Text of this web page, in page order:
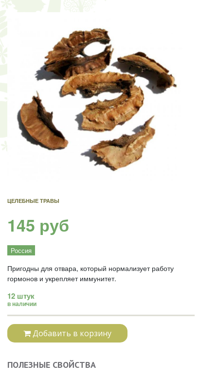
ЦЕЛЕБНЫЕ ТРАВЫ
145 руб
Россия
Пригодны для отвара, который нормализует работу
гормонов и укрепляет иммунитет.
12 штук
в наличии
Добавить в корзину
ПОЛЕЗНЫЕ СВОЙСТВА